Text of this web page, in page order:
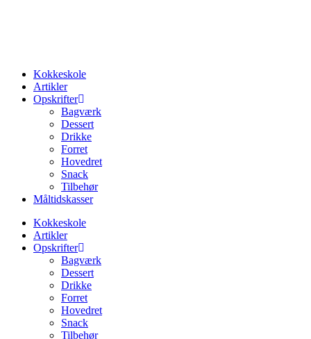
Kokkeskole
Artikler
Opskrifter
Bagværk
Dessert
Drikke
Forret
Hovedret
Snack
Tilbehør
Måltidskasser
Kokkeskole
Artikler
Opskrifter
Bagværk
Dessert
Drikke
Forret
Hovedret
Snack
Tilbehør